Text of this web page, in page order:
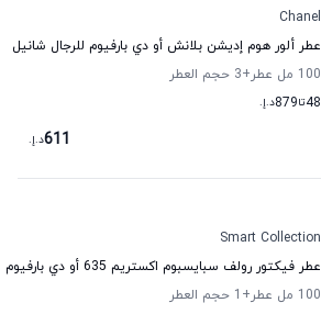
Chanel
عطر ألور هوم إديشن بلانش أو دي بارفيوم للرجال شانيل
100 مل عطر
+3
حجم العطر
48تا879د.إ.
611د.إ.
Smart Collection
عطر فيكتور رولف سبايسبوم اكستريم 635 أو دي بارفيوم للرجال سمارت كولكشن
100 مل عطر
+1
حجم العطر